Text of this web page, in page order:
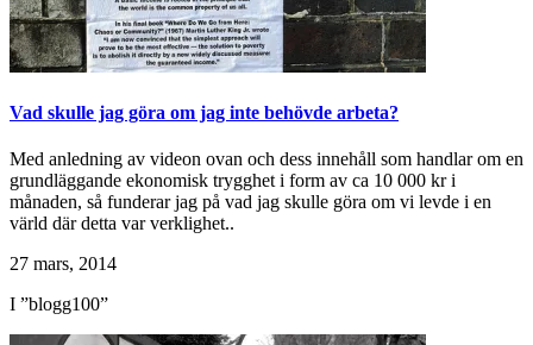
Vad skulle jag göra om jag inte behövde arbeta?
Med anledning av videon ovan och dess innehåll som handlar om en
grundläggande ekonomisk trygghet i form av ca 10 000 kr i
månaden, så funderar jag på vad jag skulle göra om vi levde i en
värld där detta var verklighet..
27 mars, 2014
I ”blogg100”